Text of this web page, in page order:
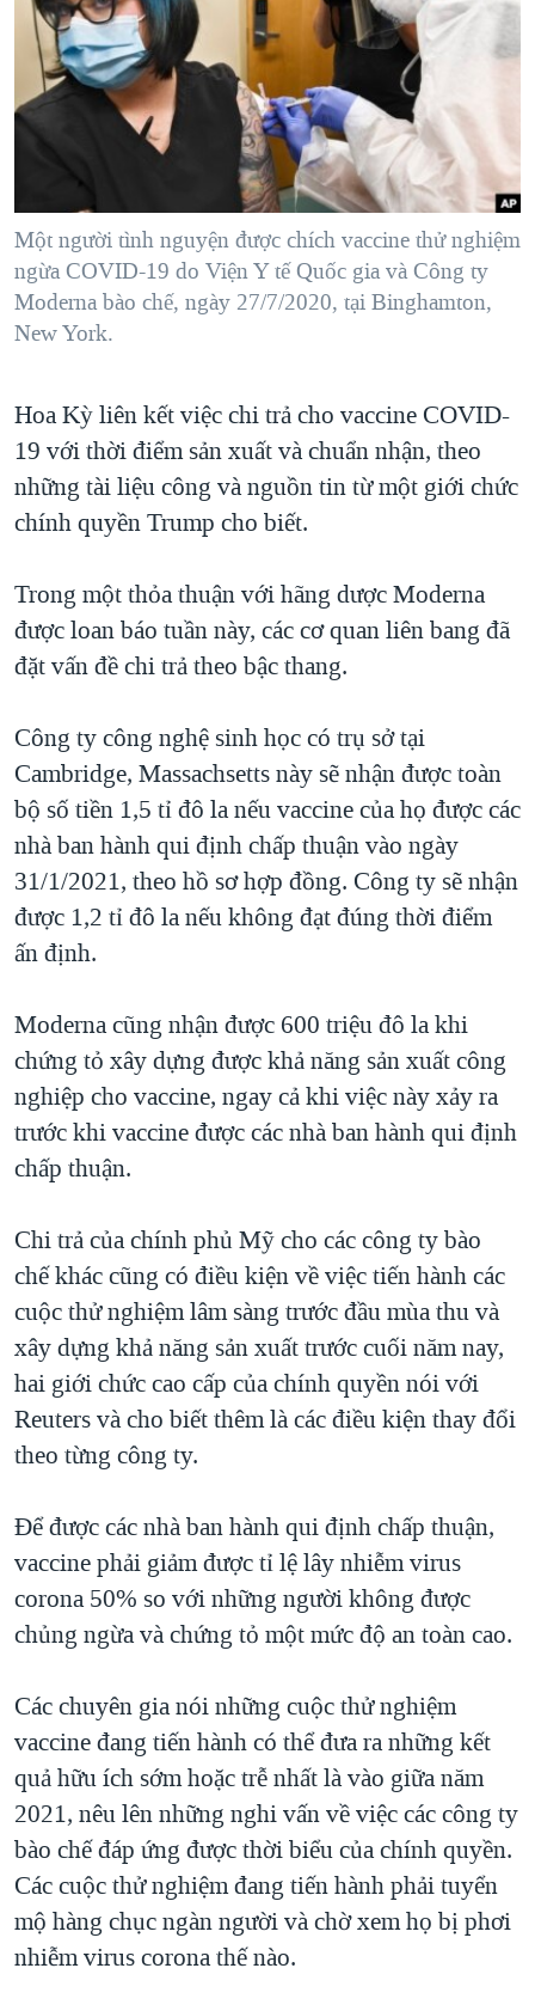
"Tìm"NGƯỜI VIỆT HẢI NGOẠI
ĐỜI SỐNG
KINH TẾ
VĂN HOÁ
THỂ THAO
GIÁO DỤC
TẠI
HÀNH TRÌNH BẦU CỬ 2024
MỘT NĂM CHIẾN TRANH TẠI DẢI GAZA
GIẢI MÃ VÀNH ĐAI & CON ĐƯỜNG
NGÀY TỊ NẠN THẾ GIỚI
GROUND ZERO – XƯA VÀ NAY
CHI PHÍ CHIẾN TRANH AFGHANISTAN
TRỊNH VĨNH BÌNH VS. CHÍNH PHỦ VIỆT NAM
NGƯ DÂN VIỆT VÀ LÀN SÓNG TRỘM HẢI SÂM
BÊN KIA QUỐC LỘ: TIẾNG VỌNG TỪ NÔNG THÔN MỸ
VIDEO
NGHE
MẠNG XÃ HỘI
Ngôn ngữ khác
Một người tình nguyện được chích vaccine thử nghiệm
ngừa COVID-19 do Viện Y tế Quốc gia và Công ty
Moderna bào chế, ngày 27/7/2020, tại Binghamton,
New York.
Hoa Kỳ liên kết việc chi trả cho vaccine COVID-
19 với thời điểm sản xuất và chuẩn nhận, theo
những tài liệu công và nguồn tin từ một giới chức
chính quyền Trump cho biết.
Trong một thỏa thuận với hãng dược Moderna
được loan báo tuần này, các cơ quan liên bang đã
đặt vấn đề chi trả theo bậc thang.
Công ty công nghệ sinh học có trụ sở tại
Cambridge, Massachsetts này sẽ nhận được toàn
bộ số tiền 1,5 tỉ đô la nếu vaccine của họ được các
nhà ban hành qui định chấp thuận vào ngày
31/1/2021, theo hồ sơ hợp đồng. Công ty sẽ nhận
được 1,2 tỉ đô la nếu không đạt đúng thời điểm
ấn định.
Moderna cũng nhận được 600 triệu đô la khi
chứng tỏ xây dựng được khả năng sản xuất công
nghiệp cho vaccine, ngay cả khi việc này xảy ra
trước khi vaccine được các nhà ban hành qui định
chấp thuận.
Chi trả của chính phủ Mỹ cho các công ty bào
chế khác cũng có điều kiện về việc tiến hành các
cuộc thử nghiệm lâm sàng trước đầu mùa thu và
xây dựng khả năng sản xuất trước cuối năm nay,
hai giới chức cao cấp của chính quyền nói với
Reuters và cho biết thêm là các điều kiện thay đổi
theo từng công ty.
Để được các nhà ban hành qui định chấp thuận,
vaccine phải giảm được tỉ lệ lây nhiễm virus
corona 50% so với những người không được
chủng ngừa và chứng tỏ một mức độ an toàn cao.
Các chuyên gia nói những cuộc thử nghiệm
vaccine đang tiến hành có thể đưa ra những kết
quả hữu ích sớm hoặc trễ nhất là vào giữa năm
2021, nêu lên những nghi vấn về việc các công ty
bào chế đáp ứng được thời biểu của chính quyền.
Các cuộc thử nghiệm đang tiến hành phải tuyển
mộ hàng chục ngàn người và chờ xem họ bị phơi
nhiễm virus corona thế nào.